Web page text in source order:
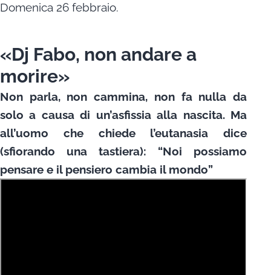
Domenica 26 febbraio.
«Dj Fabo, non andare a
morire»
Non parla, non cammina, non fa nulla da
solo a causa di un’asfissia alla nascita. Ma
all’uomo che chiede l’eutanasia dice
(sfiorando una tastiera): “Noi possiamo
pensare e il pensiero cambia il mondo”